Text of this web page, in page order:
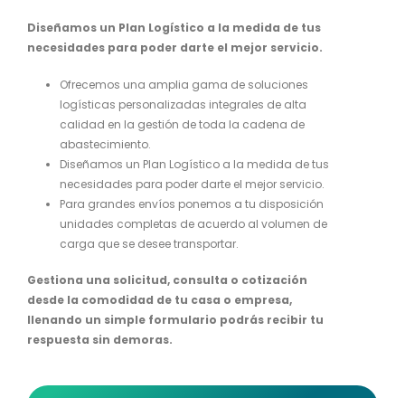
Diseñamos un Plan Logístico a la medida de tus
necesidades para poder darte el mejor servicio.
Ofrecemos una amplia gama de soluciones
logísticas personalizadas integrales de alta
calidad en la gestión de toda la cadena de
abastecimiento.
Diseñamos un Plan Logístico a la medida de tus
necesidades para poder darte el mejor servicio.
Para grandes envíos ponemos a tu disposición
unidades completas de acuerdo al volumen de
carga que se desee transportar.
Gestiona una solicitud, consulta o cotización
desde la comodidad de tu casa o empresa,
llenando un simple formulario podrás recibir tu
respuesta sin demoras.